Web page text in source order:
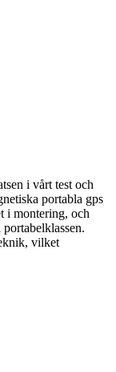
i vårt test och
portabla gps
i montering, och
vilket